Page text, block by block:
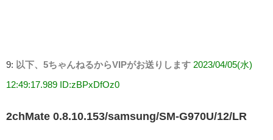
9: 以下、5ちゃんねるからVIPがお送りします 2023/04/05(水)
12:49:17.989 ID:zBPxDfOz0
2chMate 0.8.10.153/samsung/SM-G970U/12/LR